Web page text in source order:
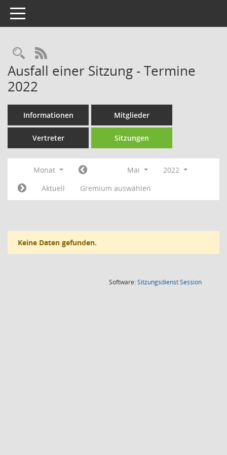
Toggle navigation
Rechercheauswahl
RSS-Feed
Ausfall einer Sitzung - Termine
2022
Informationen Mitglieder
Vertreter Sitzungen
Monat Mai
2022
Aktuell
Gremium auswählen
Keine Daten gefunden.
Software:SitzungsdienstSession(Wird in